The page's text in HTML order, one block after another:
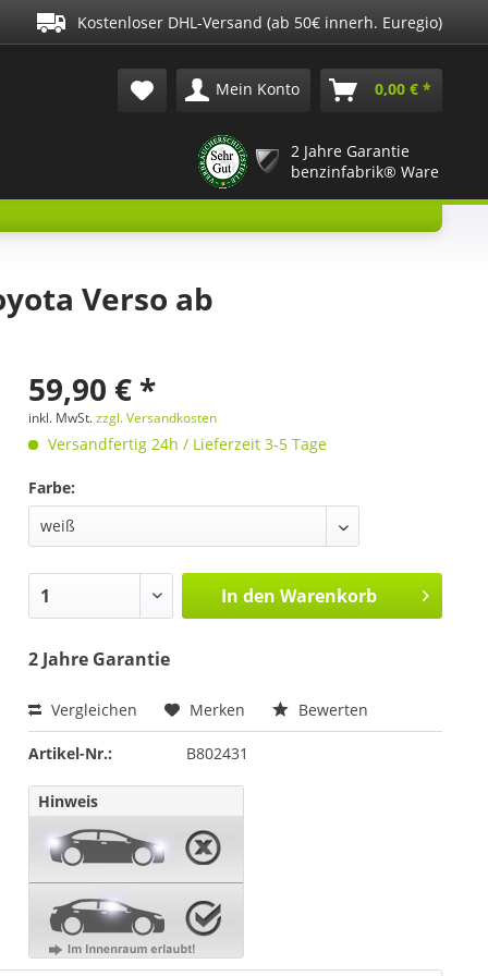
Kostenloser DHL-Versand (ab 50€ innerh. Euregio)
Mein Konto 0,00 € *
2 Jahre Garantie
benzinfabrik® Ware
Verso ab
59,90 € *
inkl. MwSt.zzgl. Versandkosten
Versandfertig 24h / Lieferzeit 3-5 Tage
Farbe:
In den Warenkorb
2 Jahre Garantie
Vergleichen Merken Bewerten
Artikel-Nr.: B802431
Hinweis